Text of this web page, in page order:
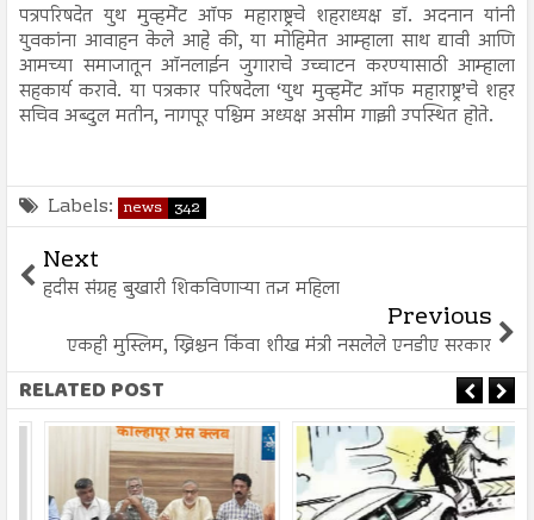
पत्रपरिषदेत युथ मुव्हमेंट ऑफ महाराष्ट्रचे शहराध्यक्ष डॉ. अदनान यांनी
युवकांना आवाहन केले आहे की, या मोहिमेत आम्हाला साथ द्यावी आणि
आमच्या समाजातून ऑनलाईन जुगाराचे उच्चाटन करण्यासाठी आम्हाला
सहकार्य करावे. या पत्रकार परिषदेला ‘युथ मुव्हमेंट ऑफ महाराष्ट्र’चे शहर
सचिव अब्दुल मतीन, नागपूर पश्चिम अध्यक्ष असीम गाझी उपस्थित होते.
Labels: news 342
Next
हदीस संग्रह बुखारी शिकविणाऱ्या तज्ञ महिला
Previous
एकही मुस्लिम, ख्रिश्चन किंवा शीख मंत्री नसलेले एनडीए सरकार
RELATED POST